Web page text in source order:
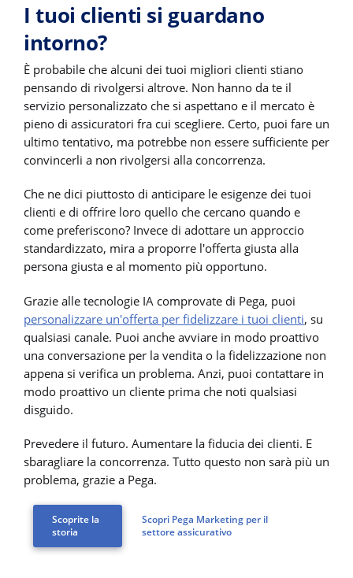
I tuoi clienti si guardano
intorno?
È probabile che alcuni dei tuoi migliori clienti stiano
pensando di rivolgersi altrove. Non hanno da te il
servizio personalizzato che si aspettano e il mercato è
pieno di assicuratori fra cui scegliere. Certo, puoi fare un
ultimo tentativo, ma potrebbe non essere sufficiente per
convincerli a non rivolgersi alla concorrenza.
Che ne dici piuttosto di anticipare le esigenze dei tuoi
clienti e di offrire loro quello che cercano quando e
come preferiscono? Invece di adottare un approccio
standardizzato, mira a proporre l'offerta giusta alla
persona giusta e al momento più opportuno.
Grazie alle tecnologie IA comprovate di Pega, puoi
personalizzare un'offerta per fidelizzare i tuoi clienti, su
qualsiasi canale. Puoi anche avviare in modo proattivo
una conversazione per la vendita o la fidelizzazione non
appena si verifica un problema. Anzi, puoi contattare in
modo proattivo un cliente prima che noti qualsiasi
disguido.
Prevedere il futuro. Aumentare la fiducia dei clienti. E
sbaragliare la concorrenza. Tutto questo non sarà più un
problema, grazie a Pega.
Scoprite la
storia
Scopri Pega Marketing per il
settore assicurativo